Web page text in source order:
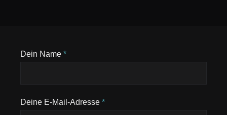
Dein Name*
Deine E-Mail-Adresse*